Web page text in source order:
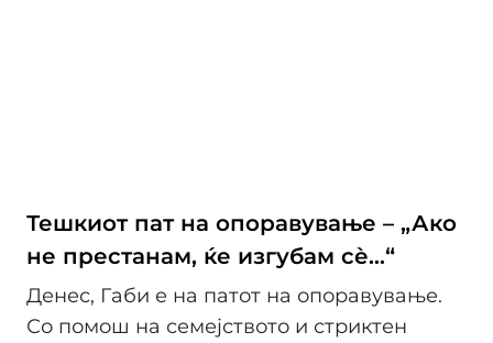
Тешкиот пат на опоравување – „Ако
не престанам, ќе изгубам сѐ…“
Денес, Габи е на патот на опоравување.
Со помош на семејството и стриктен